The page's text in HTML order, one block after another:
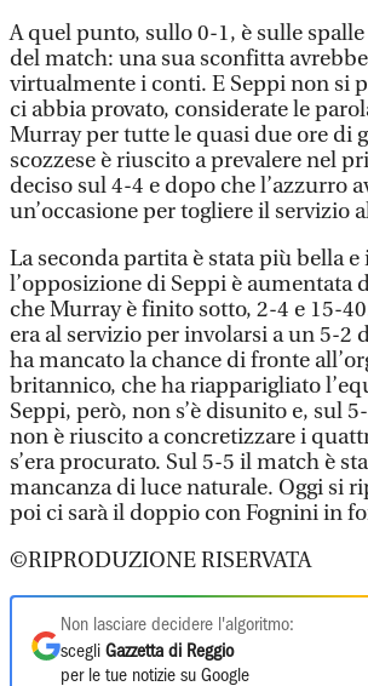
A quel punto, sullo 0-1, è sulle
del match: una sua sconfitta
virtualmente i conti. E Seppi non si
ci abbia provato, considerate le
Murray per tutte le quasi due ore di
scozzese è riuscito a prevalere nel
deciso sul 4-4 e dopo che l’azzurro
un’occasione per togliere il servizio
La seconda partita è stata più bella e
l’opposizione di Seppi è aumentata
che Murray è finito sotto, 2-4 e 15-
era al servizio per involarsi a un 5-2
ha mancato la chance di fronte
britannico, che ha riapparigliato
Seppi, però, non s’è disunito e, sul
non è riuscito a concretizzare i
s’era procurato. Sul 5-5 il match è
mancanza di luce naturale. Oggi si
poi ci sarà il doppio con Fognini in
©RIPRODUZIONE RISERVATA
Non lasciare decidere l'algoritmo:
scegli Gazzetta di Reggio
per le tue notizie su Google